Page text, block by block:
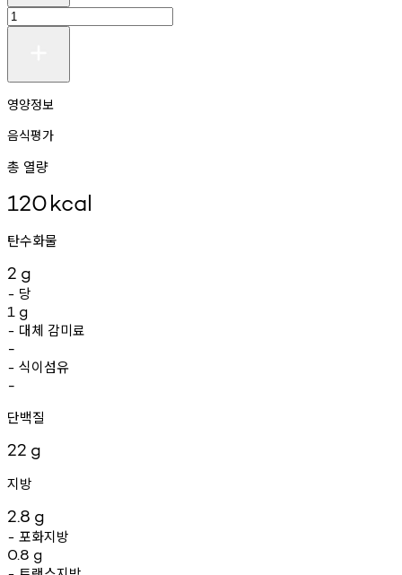
영양정보
음식평가
총 열량
120kcal
탄수화물
2 g
- 당
1 g
- 대체 감미료
-
- 식이섬유
-
단백질
22 g
지방
2.8 g
- 포화지방
0.8 g